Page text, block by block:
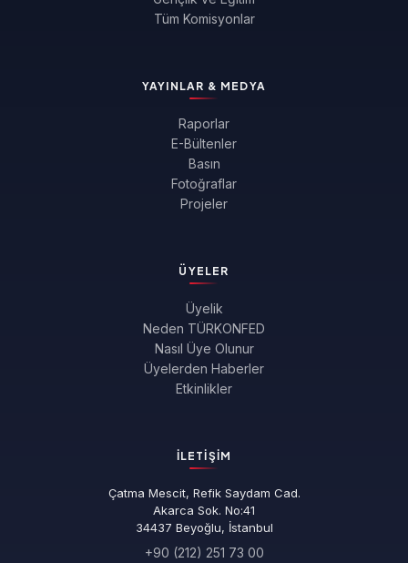
Tüm Komisyonlar
YAYINLAR & MEDYA
Raporlar
E-Bültenler
Basın
Fotoğraflar
Projeler
ÜYELER
Üyelik
Neden TÜRKONFED
Nasıl Üye Olunur
Üyelerden Haberler
Etkinlikler
İLETIŞIM
Çatma Mescit, Refik Saydam Cad.
Akarca Sok. No:41
34437 Beyoğlu, İstanbul
+90 (212) 251 73 00